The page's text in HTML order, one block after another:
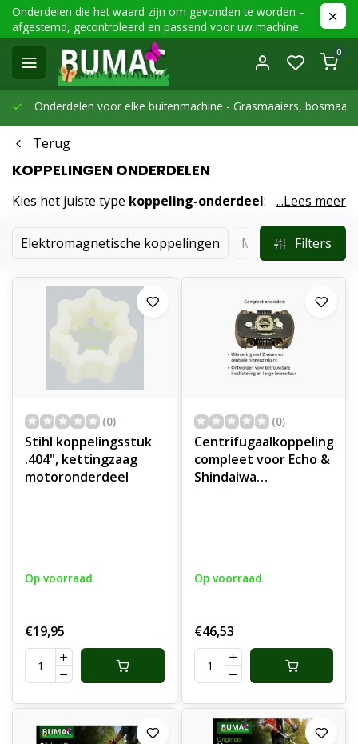
Onderdelen die het waard zijn om gevonden te worden –
afgestemd, gecontroleerd en passend voor uw machine
0
Onderdelen voor elke buitenmachine - Grasmaaiers,
Terug
KOPPELINGEN ONDERDELEN
Kies het juiste type koppeling-onderdeel:
mechanisch met hendel en kabel. Let op diameter,
schroefgaten, spanning (12V) en draairichting. Geschikt
...Lees meer
Elektromagnetische koppelingen Mechanische
Filters
(0)
Stihl koppelingsstuk
.404", kettingzaag
motoronderdeel
Op voorraad
€19,95
(0)
Centrifugaalkoppeling
compleet voor Echo &
Shindaiwa
kettingzaag en
Op voorraad
€46,53